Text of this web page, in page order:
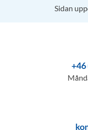
Sidan
+46